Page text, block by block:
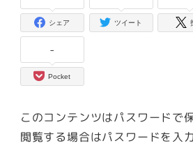
シェア ツイート
-
Pocket
このコンテンツはパスワードで
閲覧する場合はパスワードを入